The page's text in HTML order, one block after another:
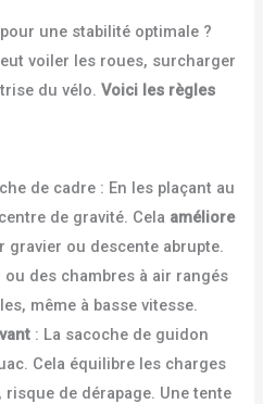
une stabilité optimale ?
voiler les roues, surcharger
du vélo.Voici les règles
de cadre : En les plaçant au
de gravité. Cela améliore
gravier ou descente abrupte.
des chambres à air rangés
même à basse vitesse.
: La sacoche de guidon
Cela équilibre les charges
de dérapage. Une tente